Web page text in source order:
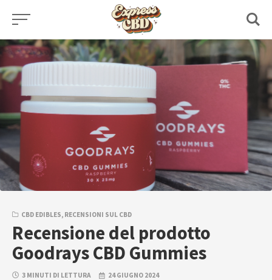
Skip
content
CBD EDIBLES, RECENSIONI SUL CBD
Recensione del prodotto
Goodrays CBD Gummies
3 MINUTI DI LETTURA 24 GIUGNO 2024